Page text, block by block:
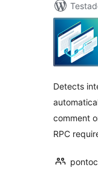
Detects
comment
RPC